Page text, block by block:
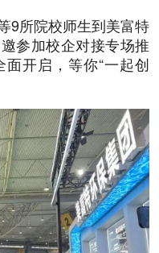
9所院校师生到美富特
参加校企对接专场推
开启，等你“一起创